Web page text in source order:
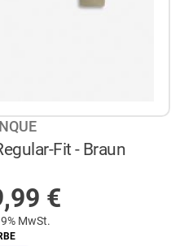
Fit - Braun
€
MwSt.